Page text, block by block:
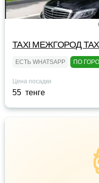
TAXI МЕЖГОРОД
ЕСТЬ WHATSAPP ПО
Цена посадки
55 тенге